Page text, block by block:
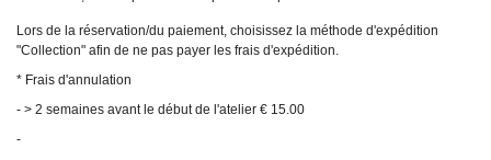
Lors de la réservation/du paiement, choisissez la méthode d'expédition
"Collection" afin de ne pas payer les frais d'expédition.
* Frais d'annulation
- > 2 semaines avant le début de l'atelier € 15.00
-